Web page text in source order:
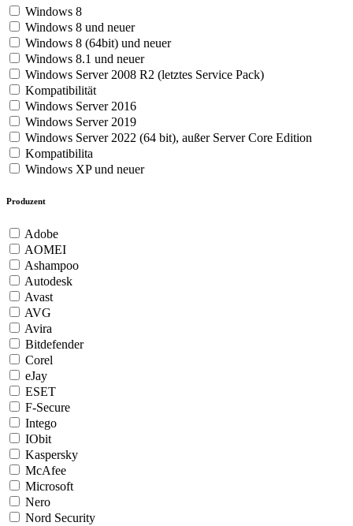
Windows 8
Windows 8 und neuer
Windows 8 (64bit) und neuer
Windows 8.1 und neuer
Windows Server 2008 R2 (letztes Service Pack)
Kompatibilität
Windows Server 2016
Windows Server 2019
Windows Server 2022 (64 bit), außer Server Core Edition
Kompatibilita
Windows XP und neuer
Produzent
Adobe
AOMEI
Ashampoo
Autodesk
Avast
AVG
Avira
Bitdefender
Corel
eJay
ESET
F-Secure
Intego
IObit
Kaspersky
McAfee
Microsoft
Nero
Nord Security